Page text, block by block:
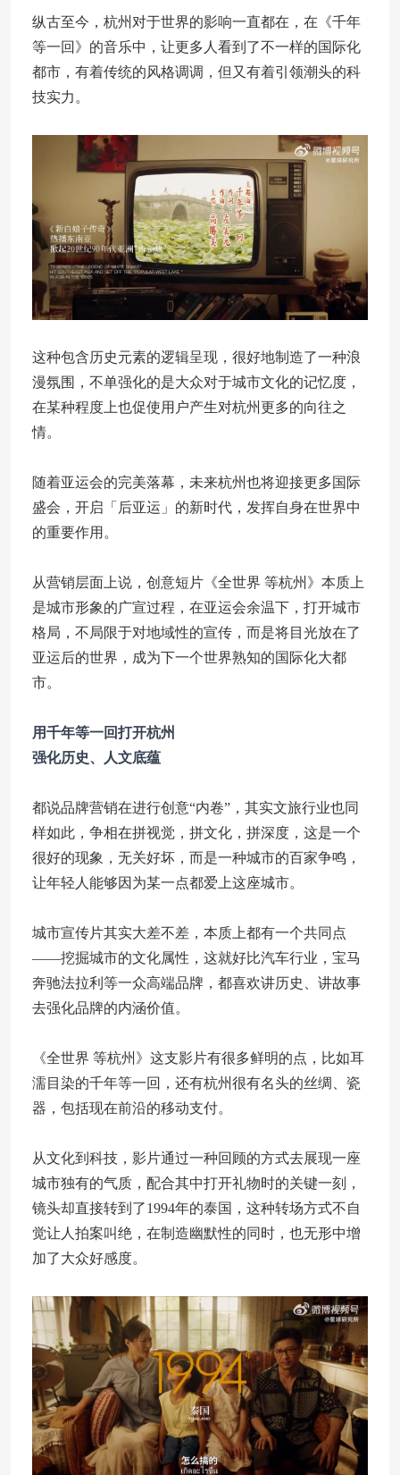
纵古至今，杭州对于世界的影响一直都在，在《千年
等一回》的音乐中，让更多人看到了不一样的国际化
都市，有着传统的风格调调，但又有着引领潮头的科
技实力。
这种包含历史元素的逻辑呈现，很好地制造了一种浪
漫氛围，不单强化的是大众对于城市文化的记忆度，
在某种程度上也促使用户产生对杭州更多的向往之
情。
随着亚运会的完美落幕，未来杭州也将迎接更多国际
盛会，开启「后亚运」的新时代，发挥自身在世界中
的重要作用。
从营销层面上说，创意短片《全世界 等杭州》本质上
是城市形象的广宣过程，在亚运会余温下，打开城市
格局，不局限于对地域性的宣传，而是将目光放在了
亚运后的世界，成为下一个世界熟知的国际化大都
市。
用千年等一回打开杭州
强化历史、人文底蕴
都说品牌营销在进行创意“内卷”，其实文旅行业也同
样如此，争相在拼视觉，拼文化，拼深度，这是一个
很好的现象，无关好坏，而是一种城市的百家争鸣，
让年轻人能够因为某一点都爱上这座城市。
城市宣传片其实大差不差，本质上都有一个共同点
——挖掘城市的文化属性，这就好比汽车行业，宝马
奔驰法拉利等一众高端品牌，都喜欢讲历史、讲故事
去强化品牌的内涵价值。
《全世界 等杭州》这支影片有很多鲜明的点，比如耳
濡目染的千年等一回，还有杭州很有名头的丝绸、瓷
器，包括现在前沿的移动支付。
从文化到科技，影片通过一种回顾的方式去展现一座
城市独有的气质，配合其中打开礼物时的关键一刻，
镜头却直接转到了1994年的泰国，这种转场方式不自
觉让人拍案叫绝，在制造幽默性的同时，也无形中增
加了大众好感度。